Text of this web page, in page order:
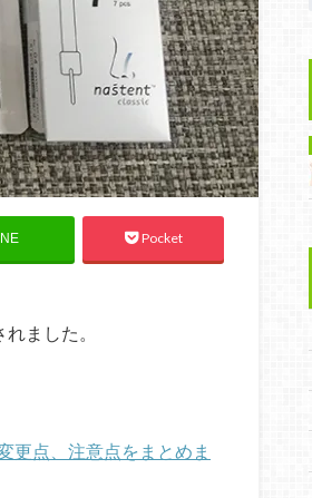
Pocket
ました。
更点、注意点をまとめま